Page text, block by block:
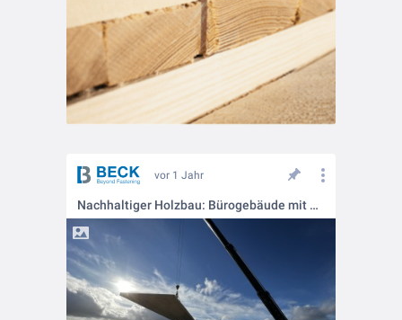
vor 1 Jahr
Nachhaltiger Holzbau: Bürogebäude mit prema Deckenelementen und LIGNOLOC®! 🌿🏗️